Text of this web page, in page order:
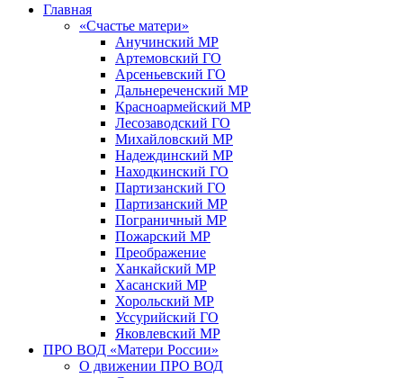
Главная
«Счастье матери»
Анучинский МР
Артемовский ГО
Арсеньевский ГО
Дальнереченский МР
Красноармейский МР
Лесозаводский ГО
Михайловский МР
Надеждинский МР
Находкинский ГО
Партизанский ГО
Партизанский МР
Пограничный МР
Пожарский МР
Преображение
Ханкайский МР
Хасанский МР
Хорольский МР
Уссурийский ГО
Яковлевский МР
ПРО ВОД «Матери России»
О движении ПРО ВОД